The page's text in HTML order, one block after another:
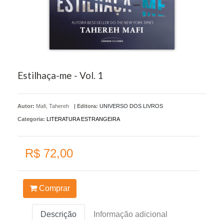
Estilhaça-me - Vol. 1
Autor: Mafi, Tahereh Editora: UNIVERSO DOS LIVROS
Categoria: LITERATURA ESTRANGEIRA
R$ 72,00
Comprar
Descrição Informação adicional